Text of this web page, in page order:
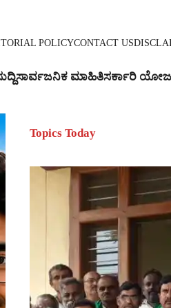
POLICYCONTACT US
ಸಾರ್ವಜನಿಕ ಮಾಹಿತಿಸರ್ಕಾರಿ
Topics Today